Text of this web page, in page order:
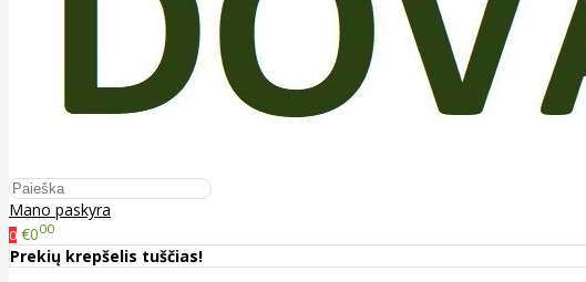
Mano paskyra
0 €000
Prekių krepšelis tuščias!